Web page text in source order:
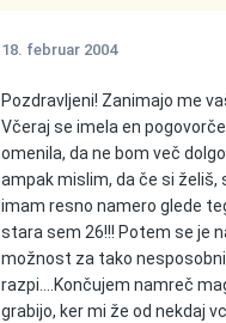
18. februar 2004
Pozdravljeni! Zanimajo me
Včeraj se imela en
omenila, da ne bom več
ampak mislim, da če si želiš,
imam resno namero glede
stara sem 26!!! Potem se je
možnost za tako
razpi....Končujem namreč
grabijo, ker mi že od nekdaj